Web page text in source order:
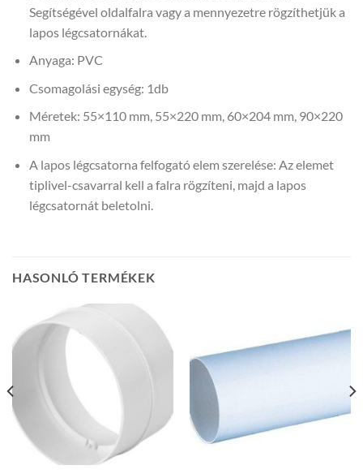
Segítségével oldalfalra vagy a mennyezetre rögzíthetjük a
lapos légcsatornákat.
Anyaga: PVC
Csomagolási egység: 1db
Méretek: 55×110 mm, 55×220 mm, 60×204 mm, 90×220
mm
A lapos légcsatorna felfogató elem szerelése: Az elemet
tiplivel-csavarral kell a falra rögzíteni, majd a lapos
légcsatornát beletolni.
HASONLÓ TERMÉKEK